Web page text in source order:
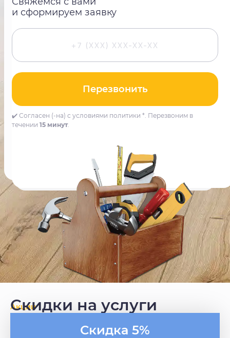
и сформируем заявку
Перезвонить
✔️ Согласен (-на) с условиями политики *. Перезвоним в
течении 15 минут.
Акции
Скидки на услуги
Скидка 5%